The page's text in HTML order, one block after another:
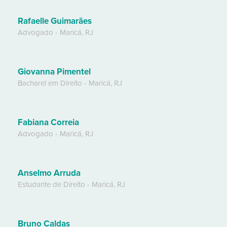
Rafaelle Guimarães
Advogado - Maricá, RJ
Giovanna Pimentel
Bacharel em Direito - Maricá, RJ
Fabiana Correia
Advogado - Maricá, RJ
Anselmo Arruda
Estudante de Direito - Maricá, RJ
Bruno Caldas